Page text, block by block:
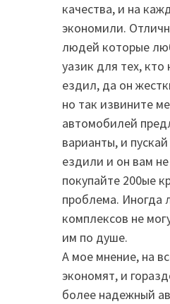
качества, и на
экономили.
людей которые
уазик для тех, кто
ездил, да он
но так извините
автомобилей
варианты, и
ездили и он вам
покупайте 200ые
проблема. Иногда
комплексов не
им по душе.
А мое мнение, на
экономят, и
более надежный